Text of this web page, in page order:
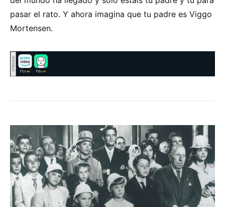
pasar el rato. Y ahora imagina que tu padre es Viggo
Mortensen.